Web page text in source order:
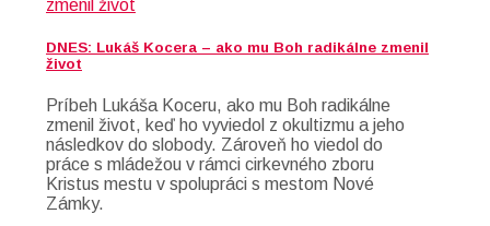
DNES: Lukáš Kocera – ako mu Boh radikálne zmenil
život
Príbeh Lukáša Koceru, ako mu Boh radikálne
zmenil život, keď ho vyviedol z okultizmu a jeho
následkov do slobody. Zároveň ho viedol do
práce s mládežou v rámci cirkevného zboru
Kristus mestu v spolupráci s mestom Nové
Zámky.